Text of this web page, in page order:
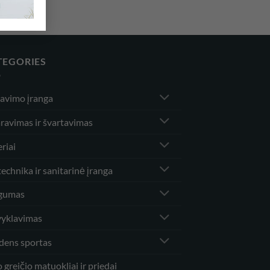
įranga
ir švartavimas
ir sanitarinė įranga
sportas
greičio matuokliai ir priedai